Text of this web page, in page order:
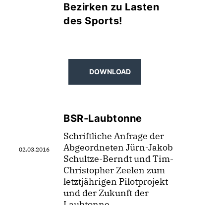
Bezirken zu Lasten
des Sports!
DOWNLOAD
02.03.2016
BSR-Laubtonne
Schriftliche Anfrage der
Abgeordneten Jürn-Jakob
Schultze-Berndt und Tim-
Christopher Zeelen zum
letztjährigen Pilotprojekt
und der Zukunft der